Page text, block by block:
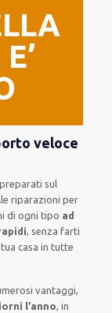
veloce
preparati sul
riparazioni per
di ogni tipo ad
, senza farti
casa in tutte
vantaggi,
l’anno, in